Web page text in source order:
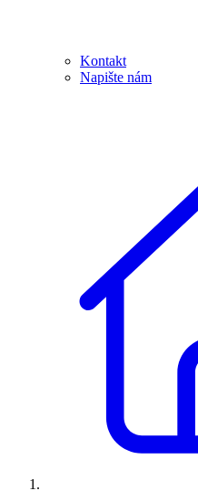
Kontakt
Napište nám